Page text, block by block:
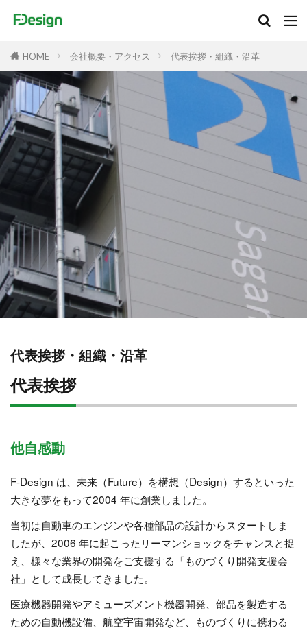
HOME 会社概要・アクセス 代表挨拶・組織・沿革
代表挨拶・組織・沿革
代表挨拶
他自感動
F-Design は、未来（Future）を構想（Design）するといった
大きな夢をもって2004 年に創業しました。
当初は自動車のエンジンや各種部品の設計からスタートしま
したが、2006 年に起こったリーマンショックをチャンスと捉
え、様々な業界の開発をご支援する「ものづくり開発支援会
社」として成長してきました。
医療機器開発やアミューズメント機器開発、部品を製造する
ための自動機設備、航空宇宙開発など、ものづくりに携わる